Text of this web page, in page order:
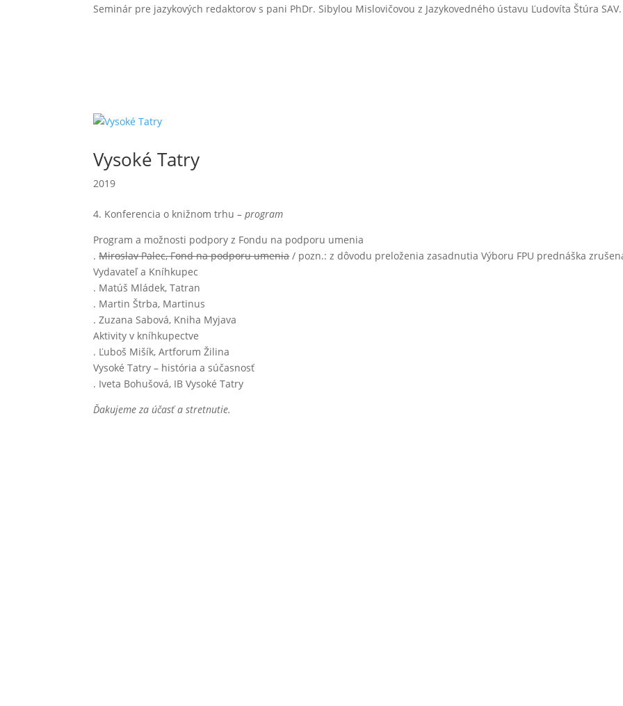
Seminár pre jazykových redaktorov s pani PhDr. Sibylou Mislovičovou z Jazykovedného ústavu Ľudovíta Štúra SAV.
Vysoké Tatry
2019
4. Konferencia o knižnom trhu – program
Program a možnosti podpory z Fondu na podporu umenia
.Miroslav Palec, Fond na podporu umenia/ pozn.: z dôvodu preloženia zasadnutia Výboru FPU prednáška
Vydavateľ a Kníhkupec
. Matúš Mládek, Tatran
. Martin Štrba, Martinus
. Zuzana Sabová, Kniha Myjava
Aktivity v kníhkupectve
. Ľuboš Mišík, Artforum Žilina
Vysoké Tatry – história a súčasnosť
. Iveta Bohušová, IB Vysoké Tatry
Ďakujeme za účasť a stretnutie.